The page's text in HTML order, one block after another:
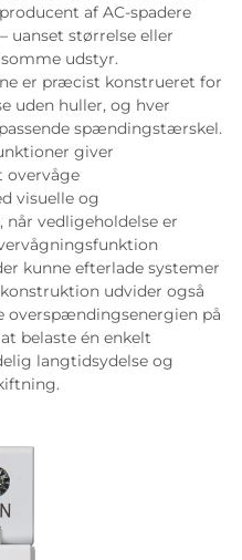
af AC-spadere
uanset størrelse eller
udstyr.
er præcist konstrueret for
uden huller, og hver
spændingstærskel.
giver
overvåge
visuelle og
vedligeholdelse er
kunne efterlade systemer
udvider også
overspændingsenergien på
belaste én enkelt
langtidsydelse og